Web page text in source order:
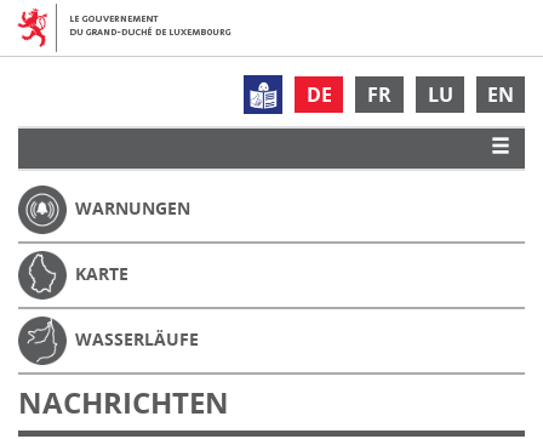
DE FR LU EN
WARNUNGEN
KARTE
WASSERLÄUFE
NACHRICHTEN